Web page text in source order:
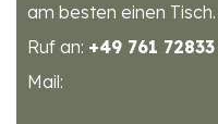
am besten einen Tisch.
Ruf an: +49 761 72833
Mail: